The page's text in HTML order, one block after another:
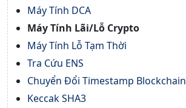
Máy Tính DCA
Máy Tính Lãi/Lỗ Crypto
Máy Tính Lỗ Tạm Thời
Tra Cứu ENS
Chuyển Đổi Timestamp Blockchain
Keccak SHA3